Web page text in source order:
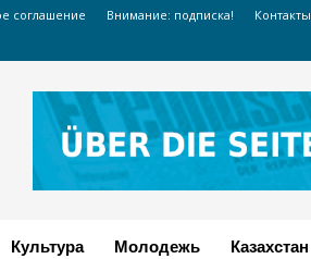
соглашение Внимание: подписка! Контакты
Культура Молодежь Казахстан